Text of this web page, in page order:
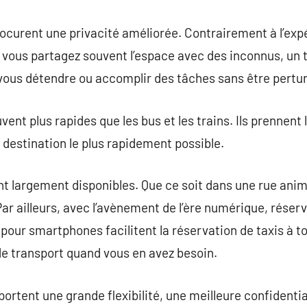
une privacité améliorée. Contrairement à
partagez souvent l’espace avec des inconnus, un
détendre ou accomplir des tâches sans être
plus rapides que les bus et les trains. Ils
le plus rapidement possible.
largement disponibles. Que ce soit dans une rue
ailleurs, avec l’avènement de l’ère numérique,
smartphones facilitent la réservation de taxis à
transport quand vous en avez besoin.
une grande flexibilité, une meilleure